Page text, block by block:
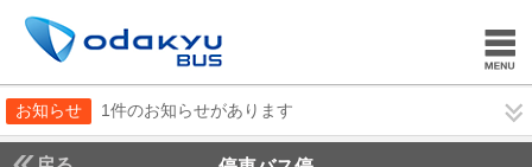
お知らせ 1件のお知らせがあります